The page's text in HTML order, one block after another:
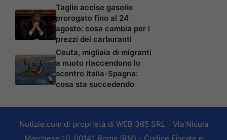
Taglio accise gasolio
prorogato fino al 24
agosto: cosa cambia per i
prezzi dei carburanti
Ceuta, migliaia di migranti
a nuoto riaccendono lo
scontro Italia-Spagna:
cosa sta succedendo
Notizie.com di proprietà di WEB 365 SRL - Via Nicola